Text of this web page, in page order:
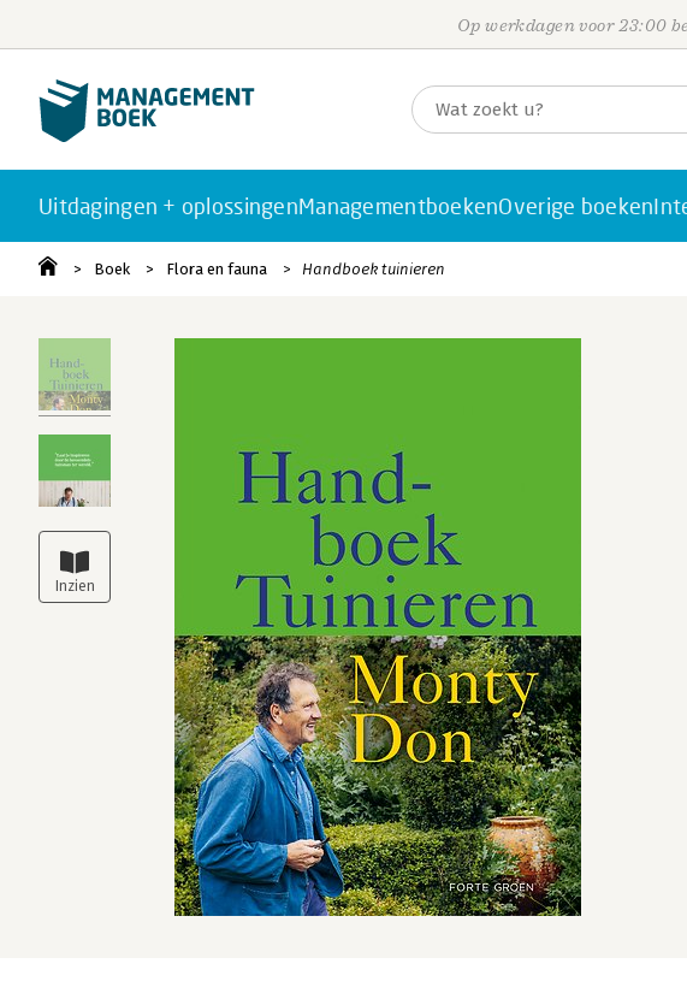
Op werkdagen voor 23:00
Uitdagingen + oplossingenManagementboekenOverige boeken
Boek Flora en fauna Handboek tuinieren